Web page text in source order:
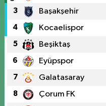
3 Başakşehir
4 Kocaelispor
5 Beşiktaş
6 Eyüpspor
7 Galatasaray
8 Çorum FK